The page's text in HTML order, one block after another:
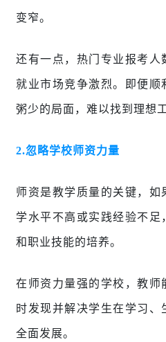
变窄。
还有一点，热门专业报考人
就业市场竞争激烈。即便顺
粥少的局面，难以找到理想工
2.忽略学校师资力量
师资是教学质量的关键，如
学水平不高或实践经验不足
和职业技能的培养。
在师资力量强的学校，教师
时发现并解决学生在学习、
全面发展。